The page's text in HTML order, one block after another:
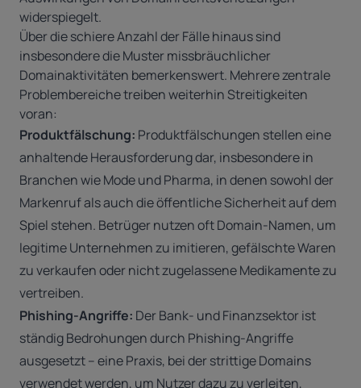
widerspiegelt.
Über die schiere Anzahl der Fälle hinaus sind
insbesondere die Muster missbräuchlicher
Domainaktivitäten bemerkenswert. Mehrere zentrale
Problembereiche treiben weiterhin Streitigkeiten
voran:
Produktfälschung: Produktfälschungen stellen eine
anhaltende Herausforderung dar, insbesondere in
Branchen wie Mode und Pharma, in denen sowohl der
Markenruf als auch die öffentliche Sicherheit auf dem
Spiel stehen. Betrüger nutzen oft Domain-Namen, um
legitime Unternehmen zu imitieren, gefälschte Waren
zu verkaufen oder nicht zugelassene Medikamente zu
vertreiben.
Phishing-Angriffe: Der Bank- und Finanzsektorist
ständig Bedrohungen durch Phishing-Angriffe
ausgesetzt – eine Praxis, bei der strittige Domains
verwendet werden, um Nutzer dazu zu verleiten,